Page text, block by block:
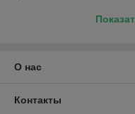
О нас
Контакты